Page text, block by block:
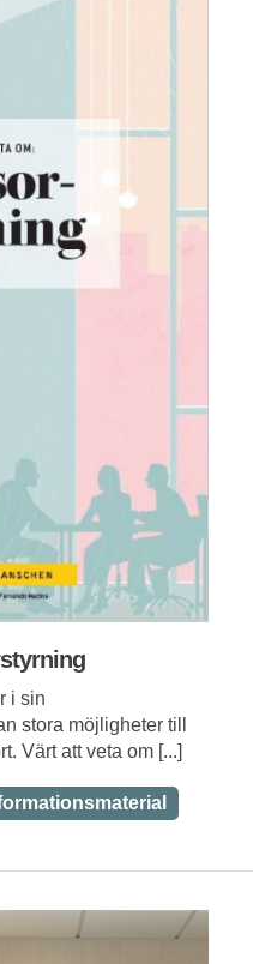
i sin
stora möjligheter till
Värt att veta om [...]